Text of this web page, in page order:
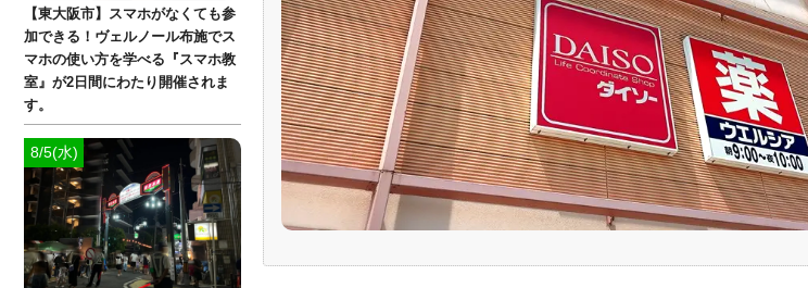
【東大阪市】スマホがなくても参
加できる！ヴェルノール布施でス
マホの使い方を学べる『スマホ教
室』が2日間にわたり開催されま
す。
8/5(水)